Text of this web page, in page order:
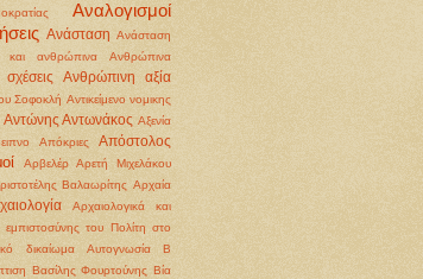
Αναλογισμοί
Ανάσταση Ανάσταση
και ανθρώπινα
Ανθρώπινα
Ανθρώπινη αξία
Σοφοκλή Αντικείμενο νομικης
Αντώνης Αντωνάκος Αξενία
Απόκριες
Απόστολος
Αρβελέρ
Αρετή Μιχελάκου
Βαλαωρίτης Αρχαία
Αρχαιολογικά και
του Πολίτη στο
δικαίωμα Αυτογνωσία
Β
Βασίλης Φουρτούνης Βία